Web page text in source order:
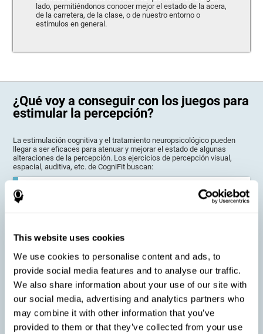
This website uses cookies
We use cookies to personalise content and ads, to
provide social media features and to analyse our traffic.
We also share information about your use of our site with
our social media, advertising and analytics partners who
may combine it with other information that you’ve
provided to them or that they’ve collected from your use
lado, permitiéndonos conocer mejor el estado de la acera,
de la carretera, de la clase, o de nuestro entorno o
estímulos en general.
¿Qué voy a conseguir con los juegos para
estimular la percepción?
La estimulación cognitiva y el tratamiento neuropsicológico pueden
llegar a ser eficaces para atenuar y mejorar el estado de algunas
alteraciones de la percepción. Los ejercicios de percepción visual,
espacial, auditiva, etc. de CogniFit buscan:
Optimizar estado de la percepción: Los problemas de
percepción pueden ocurrir tanto en niños, así como en adultos
laborales o de ocio. Los ejercicios de entrenamiento de CogniFit
diferentes tipos de percepción
Prevenir problemas perceptivos relacionados con la edad: Se
puede disfrutar de una vejez sana, sin sufrir ningún tipo de
demencia, pero aun así sentir cómo las capacidades
perceptivas se ven deterioradas por una disminución de la
estimulación recibida. Para estos casos, las actividades de